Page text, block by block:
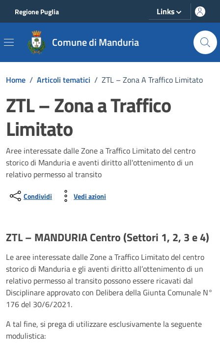
Regione Puglia Links
Comune di Manduria
Home / Articoli tematici / ZTL – Zona A Traffico Limitato
ZTL – Zona a Traffico
Limitato
Aree interessate dalle Zone a Traffico Limitato del centro
storico di Manduria e aventi diritto all'ottenimento di un
relativo permesso al transito
Condividi Vedi azioni
ZTL – MANDURIA Centro (Settori 1, 2, 3 e 4)
Le aree interessate dalle Zone a Traffico Limitato del centro
storico di Manduria e gli aventi diritto all’ottenimento di un
relativo permesso al transito possono essere ricavati dal
Disciplinare approvato con Delibera della Giunta Comunale N°
176 del 30/6/2021.
A tal fine, si prega di utilizzare esclusivamente la seguente
modulistica: